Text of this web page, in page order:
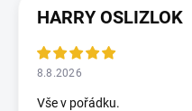
HARRY OSLIZLOK
8.8.2026
Vše v pořádku.